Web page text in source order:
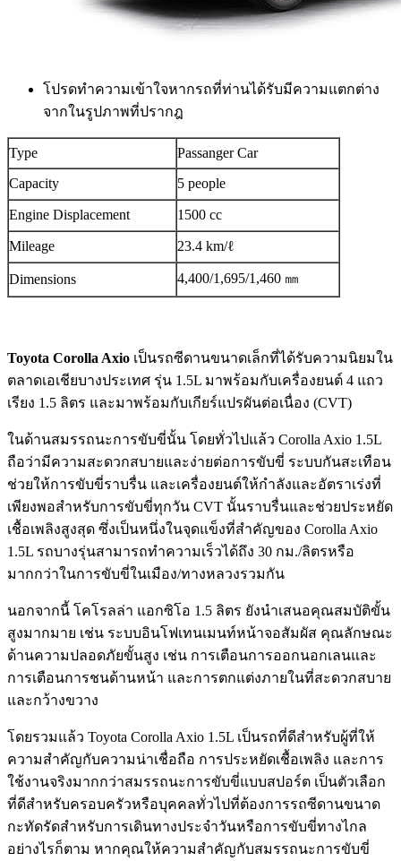
โปรดทำความเข้าใจหากรถที่ท่านได้รับมีความแตกต่าง
จากในรูปภาพที่ปรากฎ
Type
Passanger Car
Capacity
5 people
Engine Displacement 1500 cc
Mileage 23.4 km/ℓ
Dimensions 4,400/1,695/1,460 ㎜
Toyota Corolla Axio เป็นรถซีดานขนาดเล็กที่ได้รับความนิยมใน
ตลาดเอเชียบางประเทศ รุ่น 1.5L มาพร้อมกับเครื่องยนต์ 4 แถว
เรียง 1.5 ลิตร และมาพร้อมกับเกียร์แปรผันต่อเนื่อง (CVT)
ในด้านสมรรถนะการขับขี่นั้น โดยทั่วไปแล้ว Corolla Axio 1.5L
ถือว่ามีความสะดวกสบายและง่ายต่อการขับขี่ ระบบกันสะเทือน
ช่วยให้การขับขี่ราบรื่น และเครื่องยนต์ให้กำลังและอัตราเร่งที่
เพียงพอสำหรับการขับขี่ทุกวัน CVT นั้นราบรื่นและช่วยประหยัด
เชื้อเพลิงสูงสุด ซึ่งเป็นหนึ่งในจุดแข็งที่สำคัญของ Corolla Axio
1.5L รถบางรุ่นสามารถทำความเร็วได้ถึง 30 กม./ลิตรหรือ
มากกว่าในการขับขี่ในเมือง/ทางหลวงรวมกัน
นอกจากนี้ โคโรลล่า แอกซิโอ 1.5 ลิตร ยังนำเสนอคุณสมบัติขั้น
สูงมากมาย เช่น ระบบอินโฟเทนเมนท์หน้าจอสัมผัส คุณลักษณะ
ด้านความปลอดภัยขั้นสูง เช่น การเตือนการออกนอกเลนและ
การเตือนการชนด้านหน้า และการตกแต่งภายในที่สะดวกสบาย
และกว้างขวาง
โดยรวมแล้ว Toyota Corolla Axio 1.5L เป็นรถที่ดีสำหรับผู้ที่ให้
ความสำคัญกับความน่าเชื่อถือ การประหยัดเชื้อเพลิง และการ
ใช้งานจริงมากกว่าสมรรถนะการขับขี่แบบสปอร์ต เป็นตัวเลือก
ที่ดีสำหรับครอบครัวหรือบุคคลทั่วไปที่ต้องการรถซีดานขนาด
กะทัดรัดสำหรับการเดินทางประจำวันหรือการขับขี่ทางไกล
อย่างไรก็ตาม หากคุณให้ความสำคัญกับสมรรถนะการขับขี่